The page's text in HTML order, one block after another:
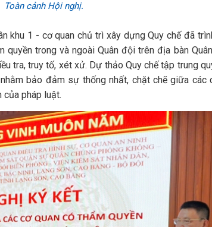
Toàn cảnh Hội nghị.
khu 1 - cơ quan chủ trì xây dựng Quy chế đã
trong và ngoài Quân đội trên địa bàn
tra, truy tố, xét xử. Dự thảo Quy chế tập trung
bảo đảm sự thống nhất, chặt chẽ giữa các
của pháp luật.